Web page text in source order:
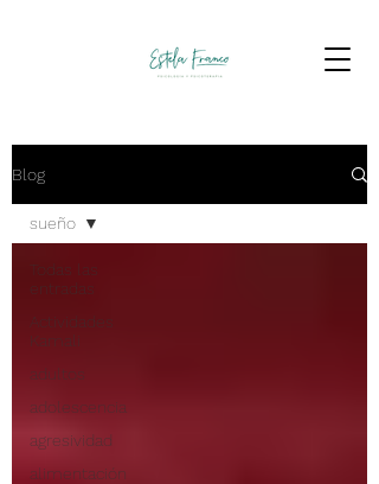
Blog
Todas las
entradas
Actividades
Kamali
adultos
adolescencia
agresividad
alimentación
sueño